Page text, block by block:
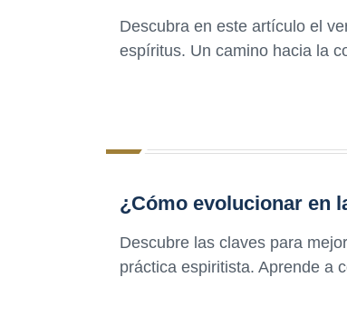
Descubra en este artículo el
espíritus. Un camino hacia la
¿Cómo evolucionar en
Descubre las claves para
práctica espiritista. Aprende a